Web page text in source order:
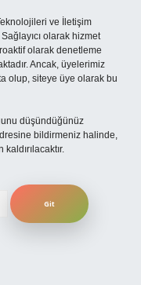
ve İletişim
olarak hizmet
olarak denetleme
Ancak, üyelerimiz
olup, siteye üye olarak bu
düşündüğünüz
bildirmeniz halinde,